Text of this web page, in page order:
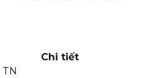
Chi tiết
TN